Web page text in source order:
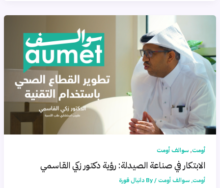
أومت, سوالف أومت
الابتكار في صناعة الصيدلة: رؤية دكتور زكي القاسمي
أومت, سوالف أومت / By دانيال قورة